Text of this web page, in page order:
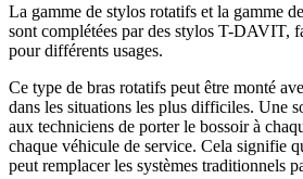
La gamme de stylos rotatifs et la gamme
sont complétées par des stylos T-DAVIT,
pour différents usages.
Ce type de bras rotatifs peut être monté
dans les situations les plus difficiles. Une
aux techniciens de porter le bossoir à
chaque véhicule de service. Cela signifie
peut remplacer les systèmes traditionnels